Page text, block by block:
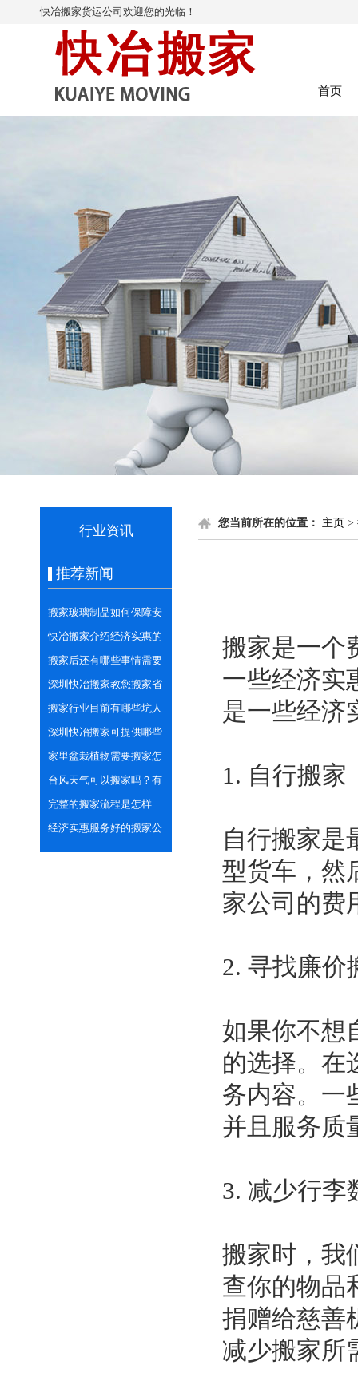
快冶搬家货运公司欢迎您的光临！
首页
行业资讯
推荐新闻
搬家玻璃制品如何保障安
全
快冶搬家介绍经济实惠的
几点搬家方式
搬家后还有哪些事情需要
做好？
深圳快冶搬家教您搬家省
心省力的打包技巧
搬家行业目前有哪些坑人
套路？
深圳快冶搬家可提供哪些
货运车型？
家里盆栽植物需要搬家怎
么办？
台风天气可以搬家吗？有
哪些注意事项？
完整的搬家流程是怎样
的？
经济实惠服务好的搬家公
司怎么找？
您当前所在的位置： 主页 >
搬家是一个
一些经济实
是一些经济
1. 自行搬家
自行搬家是
型货车，然
家公司的费
2. 寻找廉价
如果你不想
的选择。在
务内容。一
并且服务质
3. 减少行李
搬家时，我
查你的物品
捐赠给慈善
减少搬家所